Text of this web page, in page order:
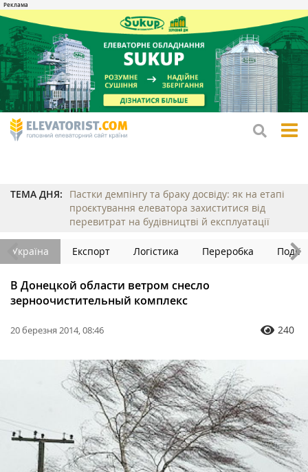
ТЕМА ДНЯ:
Пастки демпінгу та браку досвіду: як на етапі
проєктування елеватора захиститися від
перевитрат на будівництві й експлуатації
Україна Експорт Логістика Переробка Події
В Донецкой области ветром снесло
зерноочистительный комплекс
20 березня 2014, 08:46 240